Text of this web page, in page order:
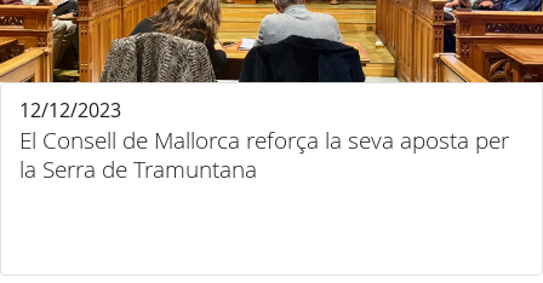
El Consell de Mallorca reforça la seva aposta per
la Serra de Tramuntana
12/12/2023